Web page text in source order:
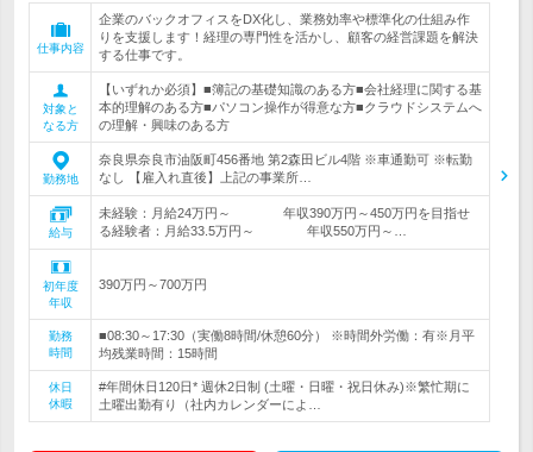
仕事内容
企業のバックオフィスをDX化し、業務効率や標準化の仕組み作
りを支援します！経理の専門性を活かし、顧客の経営課題を解決
する仕事です。
対象と
なる方
【いずれか必須】■簿記の基礎知識のある方■会社経理に関する基
本的理解のある方■パソコン操作が得意な方■クラウドシステムへ
の理解・興味のある方
勤務地
奈良県奈良市油阪町456番地 第2森田ビル4階 ※車通勤可 ※転勤
なし 【雇入れ直後】上記の事業所…
給与
未経験：月給24万円～ 年収390万円～450万円を目指せ
る経験者：月給33.5万円～ 年収550万円～…
初年度
年収
390万円～700万円
勤務
時間
■08:30～17:30（実働8時間/休憩60分） ※時間外労働：有※月平
均残業時間：15時間
休日
休暇
#年間休日120日* 週休2日制 (土曜・日曜・祝日休み)※繁忙期に
土曜出勤有り（社内カレンダーによ…